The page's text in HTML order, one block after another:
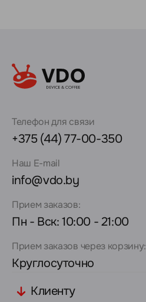
Телефон для связи
+375 (44) 77-00-350
Наш E-mail
info@vdo.by
Прием заказов:
Пн - Вск: 10:00 - 21:00
Прием заказов через корзину:
Круглосуточно
Клиенту